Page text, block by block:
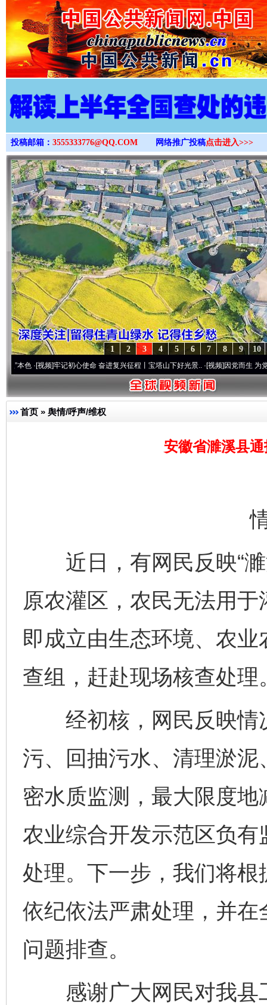
>
投稿邮箱： 3555333776@QQ.COM 网络推广投稿点击进入>>>
10
9
8
7
6
5
4
3
2
1
频]牢记初心使命 奋进复兴征程丨宝塔山下好光景..·[视频]因党而生 为党而战——百
首页 » 舆情/呼声/维权
安徽省濉溪县
近日，有网民反映“濉
原农灌区，农民无法用
即成立由生态环境、农
查组，赶赴现场核查处理
经初核，网民反映情
污、回抽污水、清理淤
密水质监测，最大限度
农业综合开发示范区负
处理。下一步，我们将
依纪依法严肃处理，并
问题排查。
感谢广大网民对我县